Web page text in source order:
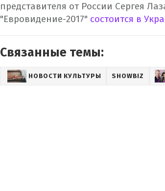
представителя от России Сергея
"Евровидение-2017" состоится в
Связанные темы:
НОВОСТИ КУЛЬТУРЫ SHOWBIZ